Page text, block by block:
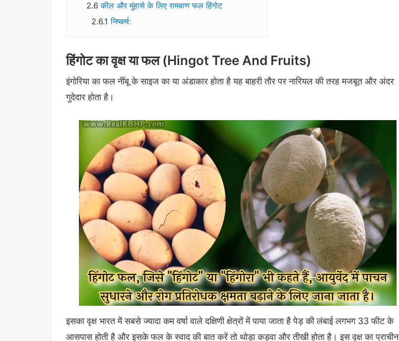
कील और मुंहासे के लिए रामबाण फल हिंगोट
निष्कर्ष:
हिंगोट का वृक्ष या फल (Hingot Tree And Fruits)
इंगोरिया का फल नींबू के साइज का या अंडाकार होता है यह बाहरी तौर पर नारियल की तरह मजबूत और अंदर
गुदेदार होता है।
इसका वृक्ष भारत में सबसे ज्यादा कम वर्षा वाले दक्षिणी क्षेत्रों में पाया जाता है पेड़ की लंबाई लगभग 33 फीट के
आसपास होती है और इसके फल के स्वाद की बात करें तो थोड़ा कड़वा और तीखी होता है। इस वृक्ष का प्राचीन